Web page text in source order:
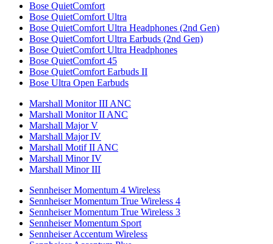
Bose QuietComfort
Bose QuietComfort Ultra
Bose QuietComfort Ultra Headphones (2nd Gen)
Bose QuietComfort Ultra Earbuds (2nd Gen)
Bose QuietComfort Ultra Headphones
Bose QuietComfort 45
Bose QuietComfort Earbuds II
Bose Ultra Open Earbuds
Marshall Monitor III ANC
Marshall Monitor II ANC
Marshall Major V
Marshall Major IV
Marshall Motif II ANC
Marshall Minor IV
Marshall Minor III
Sennheiser Momentum 4 Wireless
Sennheiser Momentum True Wireless 4
Sennheiser Momentum True Wireless 3
Sennheiser Momentum Sport
Sennheiser Accentum Wireless